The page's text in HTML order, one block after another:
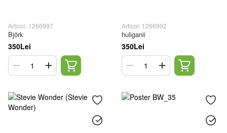
Articol: 1266997
Björk
350Lei
Articol: 1266992
huliganii
350Lei